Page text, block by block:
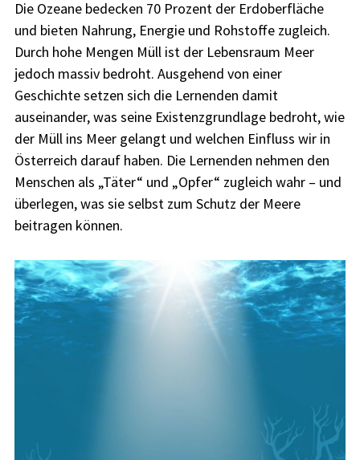
Die Ozeane bedecken 70 Prozent der Erdoberfläche
und bieten Nahrung, Energie und Rohstoffe zugleich.
Durch hohe Mengen Müll ist der Lebensraum Meer
jedoch massiv bedroht. Ausgehend von einer
Geschichte setzen sich die Lernenden damit
auseinander, was seine Existenzgrundlage bedroht, wie
der Müll ins Meer gelangt und welchen Einfluss wir in
Österreich darauf haben. Die Lernenden nehmen den
Menschen als „Täter“ und „Opfer“ zugleich wahr – und
überlegen, was sie selbst zum Schutz der Meere
beitragen können.